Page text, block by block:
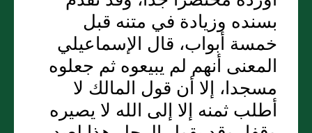
بسنده وزيادة في متنه قبل
خمسة أبواب، قال الإسماعيلي
المعنى أنهم لم يبيعوه ثم جعلوه
مسجدا، إلا أن قول المالك لا
أطلب ثمنه إلا إلى الله لا يصيره